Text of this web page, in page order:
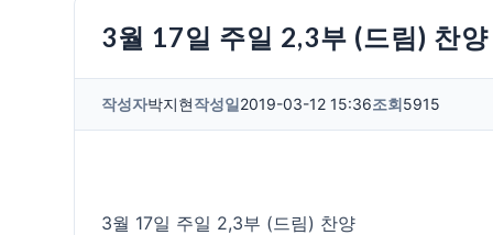
3월 17일 주일 2,3부 (드림) 찬양
작성자박지현작성일2019-03-12 15:36조회5915
3월 17일 주일 2,3부 (드림) 찬양